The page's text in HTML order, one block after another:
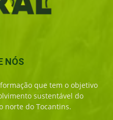
NÓS
que tem o objetivo
sustentável do
norte do Tocantins.